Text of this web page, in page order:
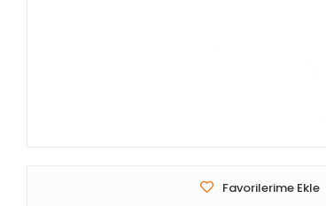
Favorilerime Ekle